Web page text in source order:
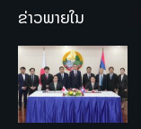
ຂ່າວພາຍໃນ